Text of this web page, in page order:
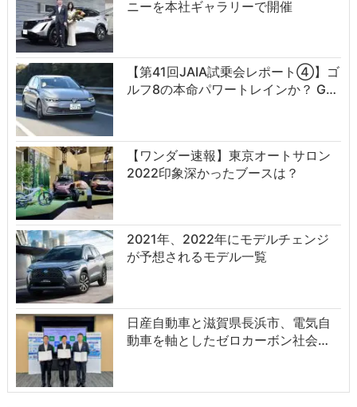
ニーを本社ギャラリーで開催
【第41回JAIA試乗会レポート④】ゴ
ルフ8の本命パワートレインか？ G…
【ワンダー速報】東京オートサロン
2022印象深かったブースは？
2021年、2022年にモデルチェンジ
が予想されるモデル一覧
日産自動車と滋賀県長浜市、電気自
動車を軸としたゼロカーボン社会…